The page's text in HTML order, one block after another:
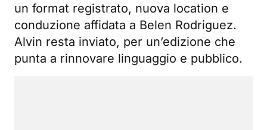
un format registrato, nuova location e
conduzione affidata a Belen Rodriguez.
Alvin resta inviato, per un’edizione che
punta a rinnovare linguaggio e pubblico.